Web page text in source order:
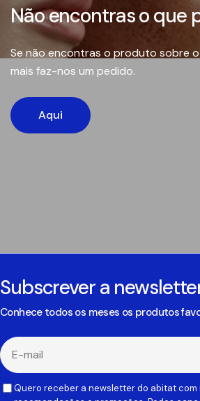
Não encontras o que
Se não encontras o produto sobre
mais faz-nos um pedido.
Aqui
Subscrever a
Conhece todos os meses os produtos
E-
mail
Quero receber a newsletter do abitat com